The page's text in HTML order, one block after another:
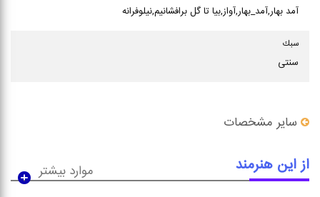
آمد بهار,آمد_بهار,آواز,بیا تا گل برافشانیم,نیلوفرانه
سبك
سنتی
سایر مشخصات
از این هنرمند موارد بیشتر